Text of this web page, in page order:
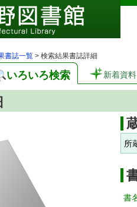
書誌一覧 > 検索結果書誌詳細
いろいろ検索 新着資料
所
書